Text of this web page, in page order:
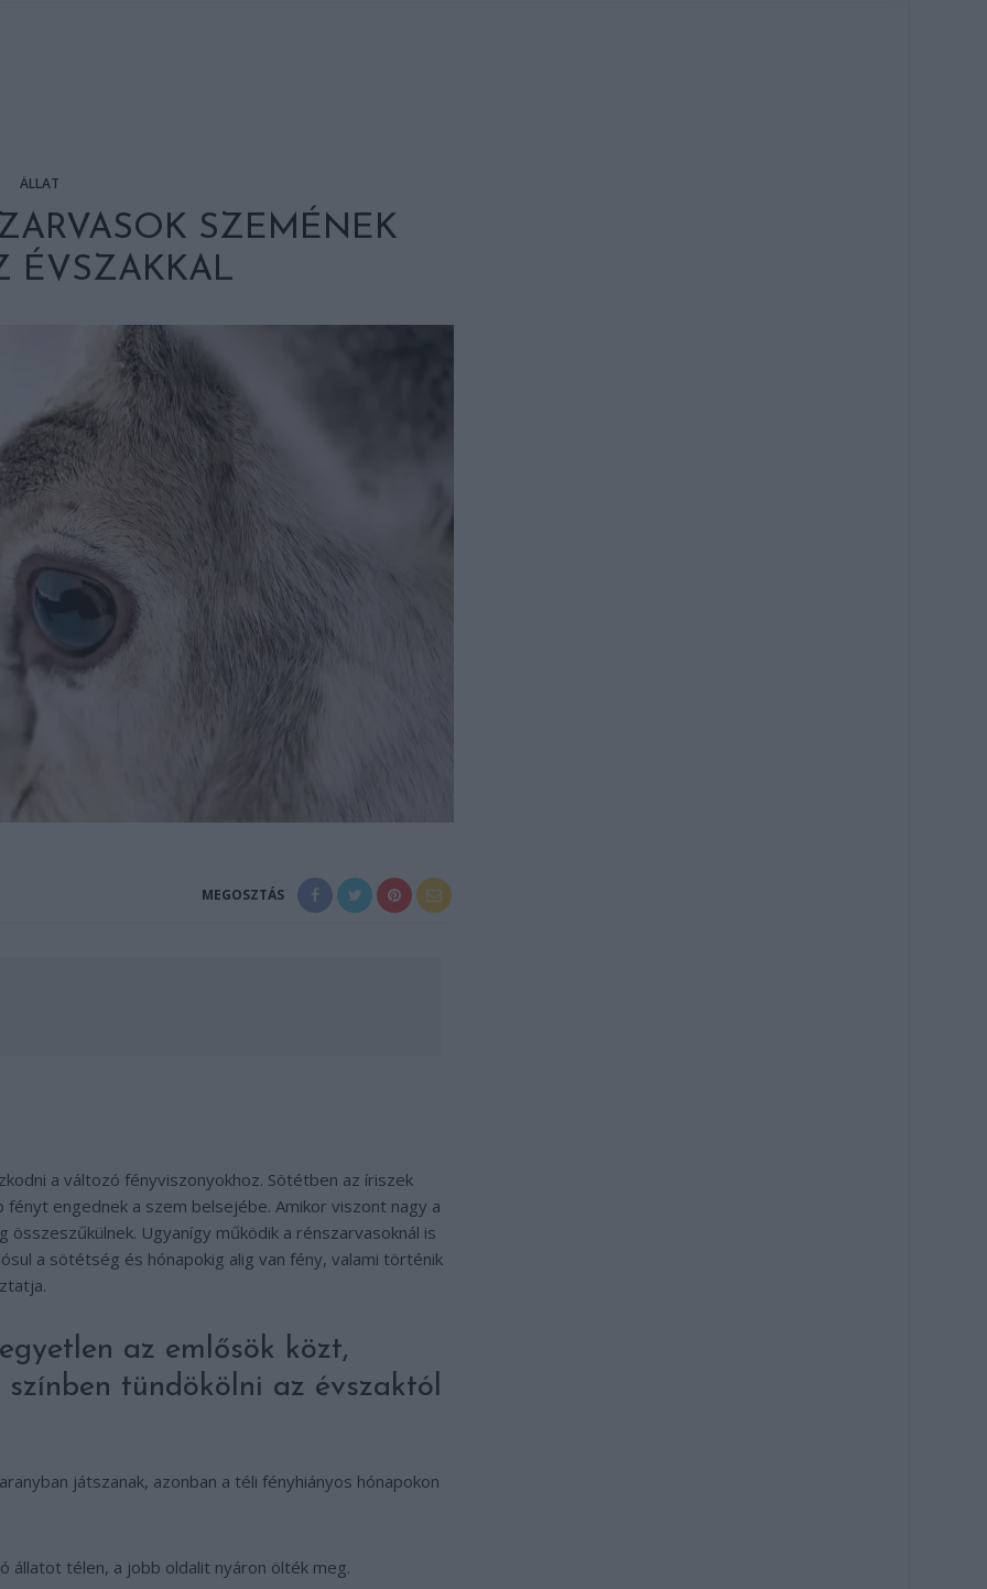
ÁLLAT
SZEMÉNEK
ÉVSZAKKAL
MEGOSZTÁS
a változó fényviszonyokhoz. Sötétben az íriszek
fényt engednek a szem belsejébe. Amikor viszont nagy a
Ugyanígy működik a rénszarvasoknál is
a sötétség és hónapokig alig van fény, valami történik
az emlősök közt,
színben tündökölni az évszaktól
játszanak, azonban a téli fényhiányos hónapokon
állatot télen, a jobb oldalit nyáron ölték meg.